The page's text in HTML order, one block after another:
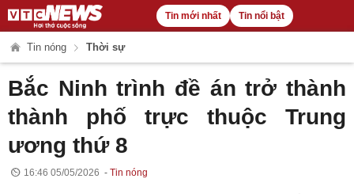
Tin mới nhất Tin nổi bật
Tin nóng Thời sự
Bắc Ninh trình đề án trở thành
thành phố trực thuộc Trung
ương thứ 8
16:46 05/05/2026 Tin nóng